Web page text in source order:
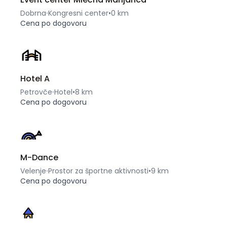
Dobrna Kongresni center•0 km
Cena po dogovoru
Hotel A
Petrovče Hotel•8 km
Cena po dogovoru
M-Dance
Velenje Prostor za športne aktivnosti•9 km
Cena po dogovoru